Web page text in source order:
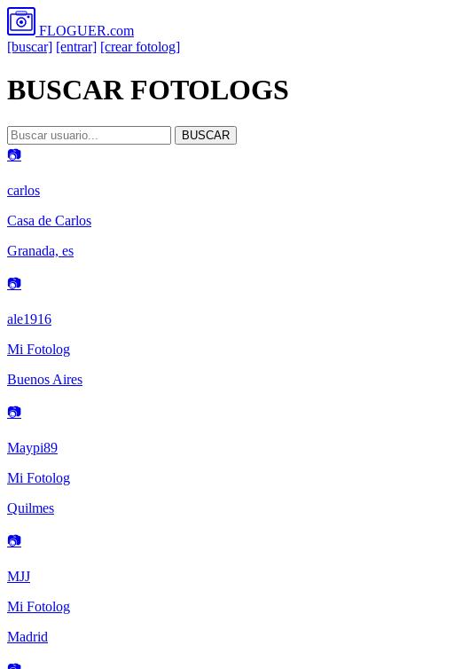
FLOGUER.com
[buscar] [entrar] [crear fotolog]
BUSCAR FOTOLOGS
BUSCAR
📷
carlos
Casa de Carlos
Granada, es
📷
ale1916
Mi Fotolog
Buenos Aires
📷
Maypi89
Mi Fotolog
Quilmes
📷
MJJ
Mi Fotolog
Madrid